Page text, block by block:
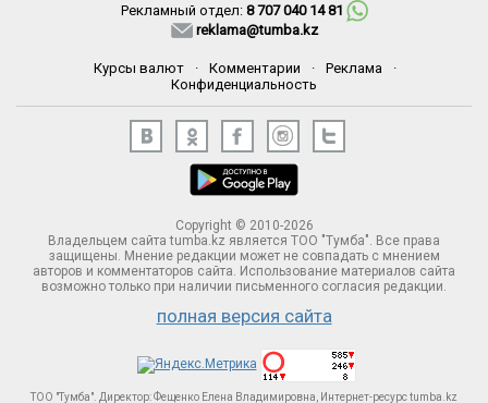
Рекламный отдел: 8 707 040 14 81
reklama@tumba.kz
Курсы валют · Комментарии · Реклама
·
Конфиденциальность
Copyright © 2010-2026
Владельцем сайта tumba.kz является ТОО "Тумба". Все права
защищены. Мнение редакции может не совпадать с мнением
авторов и комментаторов сайта. Использование материалов сайта
возможно только при наличии письменного согласия редакции.
полная версия сайта
ТОО "Тумба". Директор: Фещенко Елена Владимировна, Интернет-ресурс tumba.kz